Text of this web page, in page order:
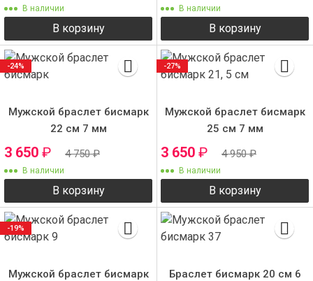
В наличии
В корзину
В наличии
В корзину
Мужской браслет бисмарк
22 см 7 мм
3 650 ₽ 4 750₽
В наличии
В корзину
-24%
Мужской браслет бисмарк
25 см 7 мм
3 650 ₽ 4 950₽
В наличии
В корзину
-27%
Мужской браслет бисмарк
-19%
Браслет бисмарк 20 см 6